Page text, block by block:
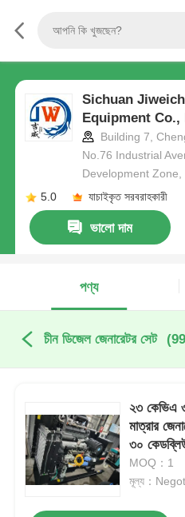
Sichuan
Equipment Co.,
Building 7,
No.76 Industrial
Development Zone,
5.0
যাচাইকৃত সরবরাহকারী
ভালো দাম
পণ্য
চীন ডিজেল জেনারেটর সেট
২৩ কেভিএ
মাত্রার
৩০
MOQ：1
মূল্য：